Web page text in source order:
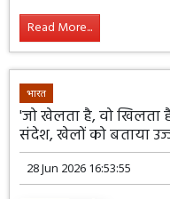
Read More...
भारत
'जो खेलता है, वो खिलता
संदेश, खेलों को बताया
28 Jun 2026 16:53:55